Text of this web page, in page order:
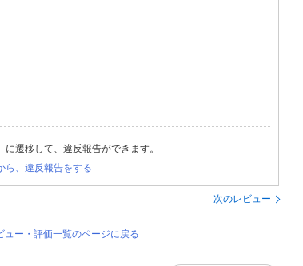
遷移して、違反報告ができます。
ら、違反報告をする
次のレビュー
ュー・評価一覧のページに戻る